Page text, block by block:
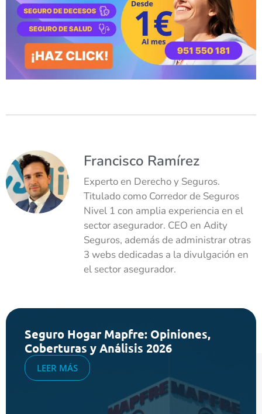
Francisco Ramírez
Experto en Derecho y Seguros.
Titulado como Corredor de Seguros
Nivel 1 con amplia experiencia en el
sector asegurador. CEO en Adity
Seguros, además de administrar otras
3 webs dedicadas a la divulgación en
el sector asegurador.
Seguro Hogar Mapfre: Opiniones,
Coberturas y Análisis 2026
LEER MÁS